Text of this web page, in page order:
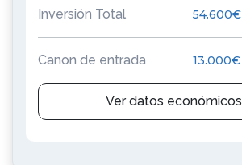
Inversión Total 54.600€
Canon de entrada 13.000€
Ver datos económicos